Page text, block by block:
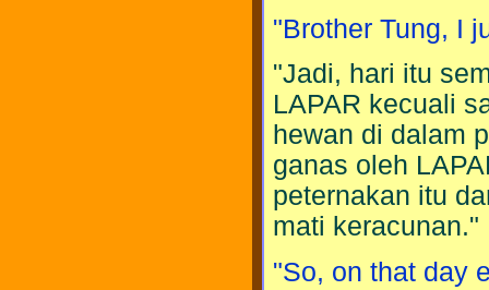
"Brother Tung, I
"Jadi, hari itu
LAPAR kecuali
hewan di dalam
ganas oleh
peternakan itu
mati keracunan."
"So, on that day